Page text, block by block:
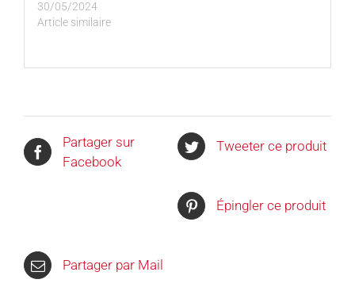
30/05/2024
Article similaire
Partager sur
Facebook
Tweeter ce produit
Épingler ce produit
Partager par Mail